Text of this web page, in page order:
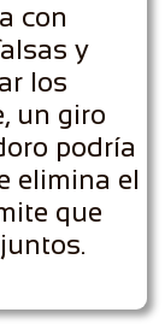
con
y
los
un giro
podría
elimina el
que